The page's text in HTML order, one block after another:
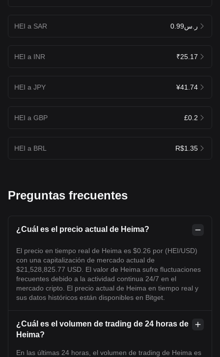
HEI a SAR ر.س0.99
HEI a INR ₹25.17
HEI a JPY ¥41.74
HEI a GBP £0.2
HEI a BRL R$1.35
Preguntas frecuentes
¿Cuál es el precio actual de Heima?
El precio en tiempo real de Heima es $0.26 por (HEI/USD)
con una capitalización de mercado actual de
$21,528,825.77 USD. El valor de Heima sufre fluctuaciones
frecuentes debido a la actividad continua 24/7 en el
mercado cripto. El precio actual de Heima en tiempo real y
sus datos históricos están disponibles en Bitget.
¿Cuál es el volumen de trading de 24 horas de
Heima?
En las últimas 24 horas, el volumen de trading de Heima es